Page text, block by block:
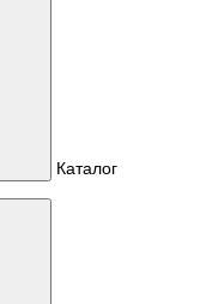
Каталог